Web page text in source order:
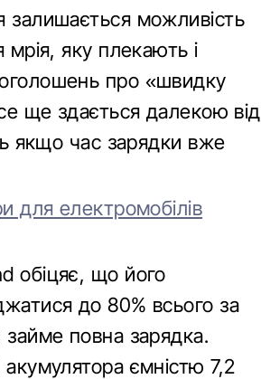
залишається можливість
яку плекають і
про «швидку
ще здається далекою від
якщо час зарядки вже
для електромобілів
обіцяє, що його
до 80% всього за
повна зарядка.
ємністю 7,2